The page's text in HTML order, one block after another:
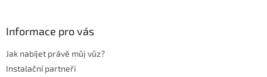
Informace pro vás
Jak nabíjet právě můj vůz?
Instalační partneři